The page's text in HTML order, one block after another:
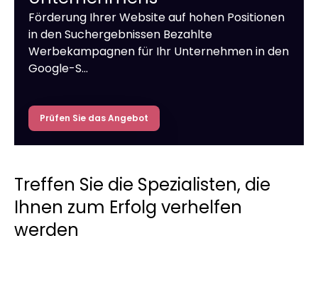
Förderung Ihrer Website auf hohen Positionen
in den Suchergebnissen Bezahlte
Werbekampagnen für Ihr Unternehmen in den
Google-S…
Prüfen Sie das Angebot
Treffen Sie die Spezialisten, die
Ihnen zum Erfolg verhelfen
werden